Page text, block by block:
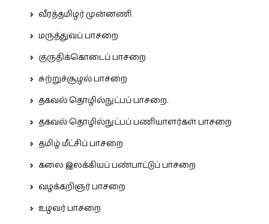
வீரத்தமிழர் முன்னணி
மருத்துவப் பாசறை
குருதிக்கொடைப் பாசறை
சுற்றுச்சூழல் பாசறை
தகவல் தொழில்நுட்பப் பாசறை.
தகவல் தொழில்நுட்பப் பணியாளர்கள் பாசறை
தமிழ் மீட்சிப் பாசறை
கலை இலக்கியப் பண்பாட்டுப் பாசறை
வழக்கறிஞர் பாசறை
உழவர் பாசறை